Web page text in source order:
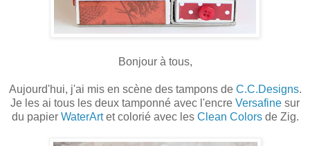
Bonjour à tous,
Aujourd'hui, j'ai mis en scène des tampons de C.C.Designs.
Je les ai tous les deux tamponné avec l'encre Versafine sur
du papier WaterArtet colorié avec les Clean Colors de Zig.